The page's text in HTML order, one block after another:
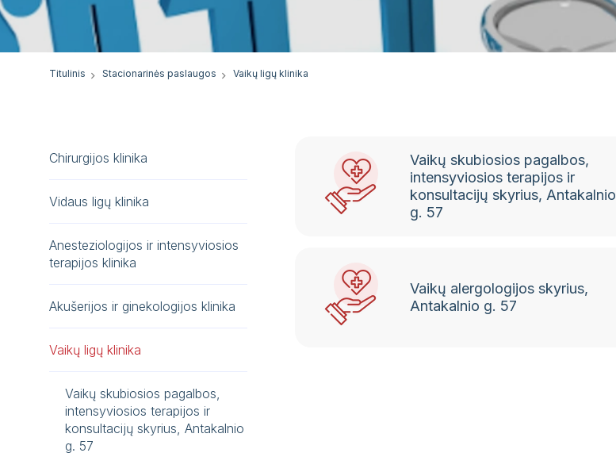
Titulinis Stacionarinės paslaugos Vaikų ligų klinika
Chirurgijos klinika
Vidaus ligų klinika
Anesteziologijos ir intensyviosios
terapijos klinika
Akušerijos ir ginekologijos klinika
Vaikų ligų klinika
Vaikų skubiosios pagalbos,
intensyviosios terapijos ir
konsultacijų skyrius, Antakalnio
g. 57
Vaikų skubiosios pagalbos,
intensyviosios terapijos ir
konsultacijų skyrius, Antakalnio
g. 57
Vaikų alergologijos skyrius,
Antakalnio g. 57